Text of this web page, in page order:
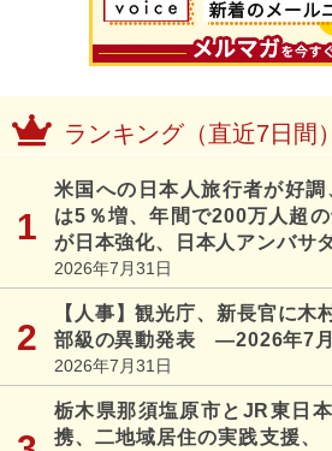
ランキング（直近7日間）
米国への日本人旅行者が好
は5％増、年間で200万人超
が日本強化、日本人アンバサ
2026年7月31日
【人事】観光庁、新長官に木
部級の異動発表 ―2026年7
2026年7月31日
栃木県那須塩原市とJR東日
携、二地域居住の実践支援、